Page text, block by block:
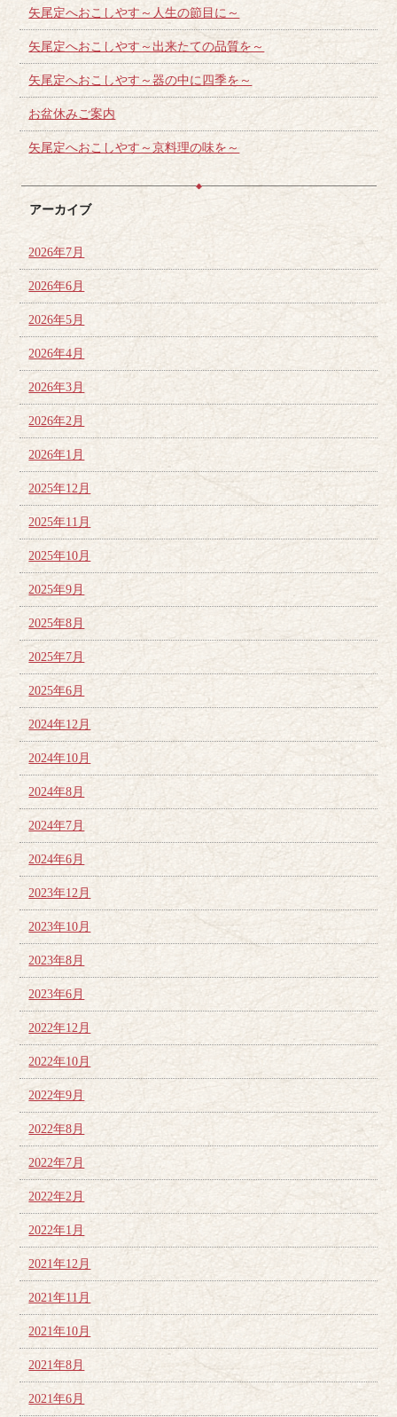
矢尾定へおこしやす～人生の節目に～
矢尾定へおこしやす～出来たての品質を～
矢尾定へおこしやす～器の中に四季を～
お盆休みご案内
矢尾定へおこしやす～京料理の味を～
アーカイブ
2026年7月
2026年6月
2026年5月
2026年4月
2026年3月
2026年2月
2026年1月
2025年12月
2025年11月
2025年10月
2025年9月
2025年8月
2025年7月
2025年6月
2024年12月
2024年10月
2024年8月
2024年7月
2024年6月
2023年12月
2023年10月
2023年8月
2023年6月
2022年12月
2022年10月
2022年9月
2022年8月
2022年7月
2022年2月
2022年1月
2021年12月
2021年11月
2021年10月
2021年8月
2021年6月